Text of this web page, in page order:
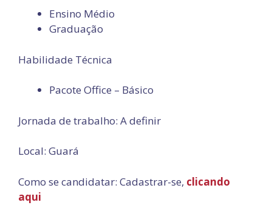
Ensino Médio
Graduação
Habilidade Técnica
Pacote Office – Básico
Jornada de trabalho: A definir
Local: Guará
Como se candidatar: Cadastrar-se, clicando
aqui